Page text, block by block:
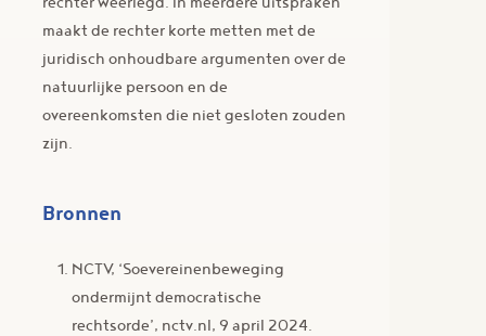
maakt de rechter korte metten met de
juridisch onhoudbare argumenten over de
natuurlijke persoon en de
overeenkomsten die niet gesloten zouden
zijn.
Bronnen
NCTV, ‘Soevereinenbeweging
ondermijnt democratische
rechtsorde’, nctv.nl, 9 april 2024.